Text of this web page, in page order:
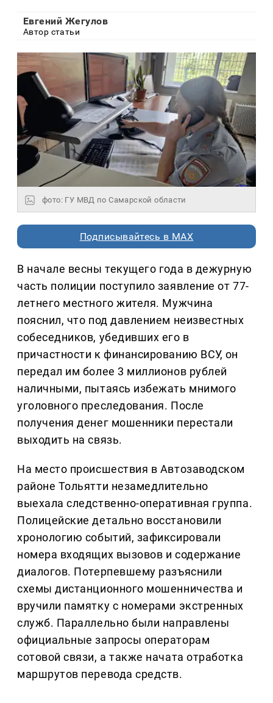
Евгений Жегулов
Автор статьи
фото: ГУ МВД по Самарской области
Подписывайтесь в MAX
В начале весны текущего года в дежурную
часть полиции поступило заявление от 77-
летнего местного жителя. Мужчина
пояснил, что под давлением неизвестных
собеседников, убедивших его в
причастности к финансированию ВСУ, он
передал им более 3 миллионов рублей
наличными, пытаясь избежать мнимого
уголовного преследования. После
получения денег мошенники перестали
выходить на связь.
На место происшествия в Автозаводском
районе Тольятти незамедлительно
выехала следственно-оперативная группа.
Полицейские детально восстановили
хронологию событий, зафиксировали
номера входящих вызовов и содержание
диалогов. Потерпевшему разъяснили
схемы дистанционного мошенничества и
вручили памятку с номерами экстренных
служб. Параллельно были направлены
официальные запросы операторам
сотовой связи, а также начата отработка
маршрутов перевода средств.